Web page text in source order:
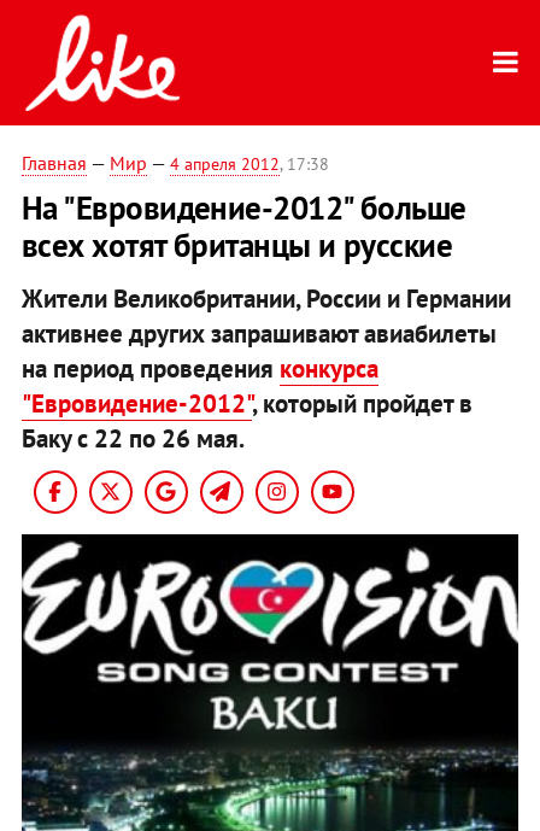
Главная — Мир — 4 апреля 2012, 17:38
На "Евровидение-2012" больше
всех хотят британцы и русские
Жители Великобритании, России и Германии
активнее других запрашивают авиабилеты
на период проведения конкурса
"Евровидение-2012", который пройдет в
Баку с 22 по 26 мая.